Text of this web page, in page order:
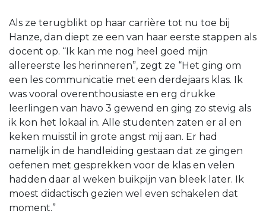
Als ze terugblikt op haar carrière tot nu toe bij
Hanze, dan diept ze een van haar eerste stappen als
docent op. “Ik kan me nog heel goed mijn
allereerste les herinneren”, zegt ze “Het ging om
een les communicatie met een derdejaars klas. Ik
was vooral overenthousiaste en erg drukke
leerlingen van havo 3 gewend en ging zo stevig als
ik kon het lokaal in. Alle studenten zaten er al en
keken muisstil in grote angst mij aan. Er had
namelijk in de handleiding gestaan dat ze gingen
oefenen met gesprekken voor de klas en velen
hadden daar al weken buikpijn van bleek later. Ik
moest didactisch gezien wel even schakelen dat
moment.”